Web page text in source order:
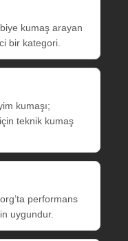
kumaş arayan
bir kategori.
kumaşı;
teknik kumaş
performans
uygundur.